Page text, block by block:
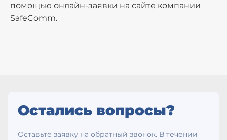
помощью онлайн-заявки на сайте компании
SafeComm.
Остались вопросы?
Оставьте заявку на обратный звонок. В течении